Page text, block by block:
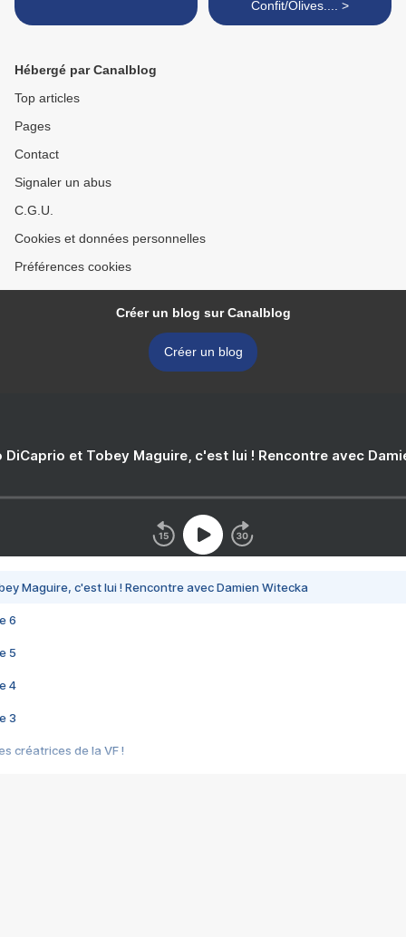
Confit/Olives.... >
Hébergé par Canalblog
Top articles
Pages
Contact
Signaler un abus
C.G.U.
Cookies et données personnelles
Préférences cookies
Créer un blog sur Canalblog
Créer un blog
DiCaprio et Tobey Maguire, c'est lui ! Rencontre avec
Maguire, c'est lui ! Rencontre avec Damien Witecka
6
5
4
3
créatrices de la VF !